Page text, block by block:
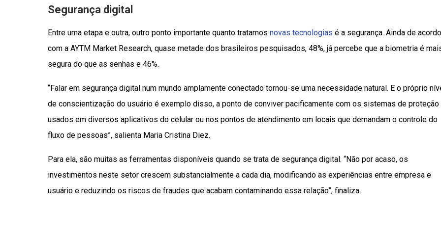
Segurança digital
Entre uma etapa e outra, outro ponto importante quanto tratamos novas tecnologias é a segurança. Ainda de acordo
com a AYTM Market Research, quase metade dos brasileiros pesquisados, 48%, já percebe que a biometria é
segura do que as senhas e 46%.
“Falar em segurança digital num mundo amplamente conectado tornou-se uma necessidade natural. E o próprio
de conscientização do usuário é exemplo disso, a ponto de conviver pacificamente com os sistemas de proteção
usados em diversos aplicativos do celular ou nos pontos de atendimento em locais que demandam o controle do
fluxo de pessoas”, salienta Maria Cristina Diez.
Para ela, são muitas as ferramentas disponíveis quando se trata de segurança digital. “Não por acaso, os
investimentos neste setor crescem substancialmente a cada dia, modificando as experiências entre empresa e
usuário e reduzindo os riscos de fraudes que acabam contaminando essa relação”, finaliza.